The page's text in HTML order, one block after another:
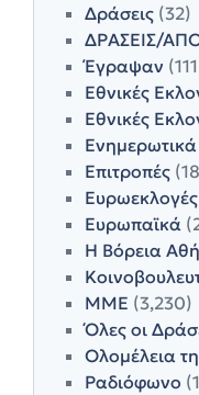
Δράσεις (32)
ΔΡΑΣΕΙΣ/
Έγραψαν
Εθνικές
Εθνικές
Ενημερωτικά
Επιτροπές
Ευρωπαϊκά
Η Βόρεια
ΜΜΕ (3,230)
Όλες οι
Ολομέλεια
Ραδιόφωνο